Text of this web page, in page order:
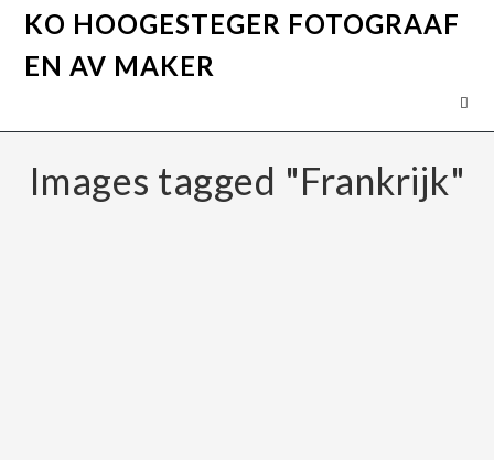
KO HOOGESTEGER FOTOGRAAF
EN AV MAKER
Images tagged "Frankrijk"